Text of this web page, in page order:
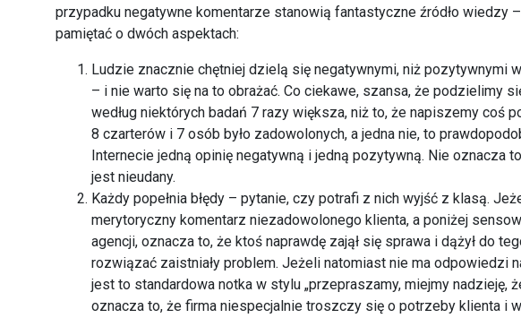
przypadku negatywne komentarze stanowią fantastyczne źródło wiedzy
pamiętać o dwóch aspektach:
Ludzie znacznie chętniej dzielą się negatywnymi, niż pozytywnymi
– i nie warto się na to obrażać. Co ciekawe, szansa, że podzielimy
według niektórych badań 7 razy większa, niż to, że napiszemy coś
8 czarterów i 7 osób było zadowolonych, a jedna nie, to
Internecie jedną opinię negatywną i jedną pozytywną. Nie oznacza
jest nieudany.
Każdy popełnia błędy – pytanie, czy potrafi z nich wyjść z klasą.
merytoryczny komentarz niezadowolonego klienta, a poniżej
agencji, oznacza to, że ktoś naprawdę zajął się sprawa i dążył do
rozwiązać zaistniały problem. Jeżeli natomiast nie ma odpowiedzi
jest to standardowa notka w stylu „przepraszamy, miejmy nadzieję,
oznacza to, że firma niespecjalnie troszczy się o potrzeby klienta i